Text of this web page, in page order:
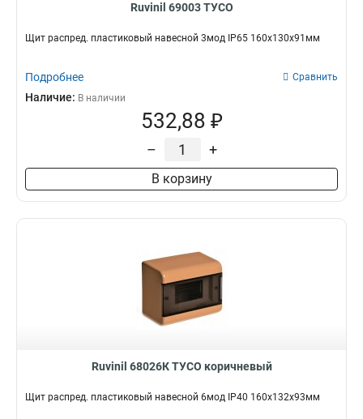
Ruvinil 69003 ТУСО
Щит распред. пластиковый навесной 3мод IP65 160х130х91мм
Подробнее Сравнить
Наличие: В наличии
532,88 ₽
– +
В корзину
Ruvinil 68026К ТУСО коричневый
Щит распред. пластиковый навесной 6мод IP40 160х132х93мм